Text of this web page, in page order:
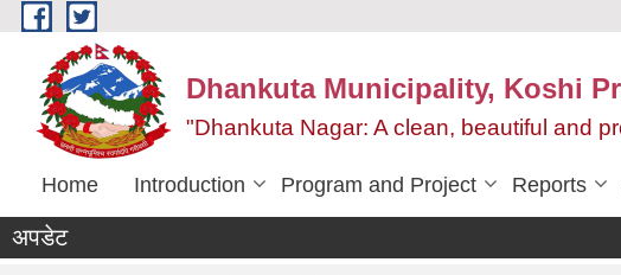
Skip to main content
Dhankuta Municipality, Koshi
"Dhankuta Nagar: A clean, beautiful and
Home Introduction Program and Project Reports
अपडेट